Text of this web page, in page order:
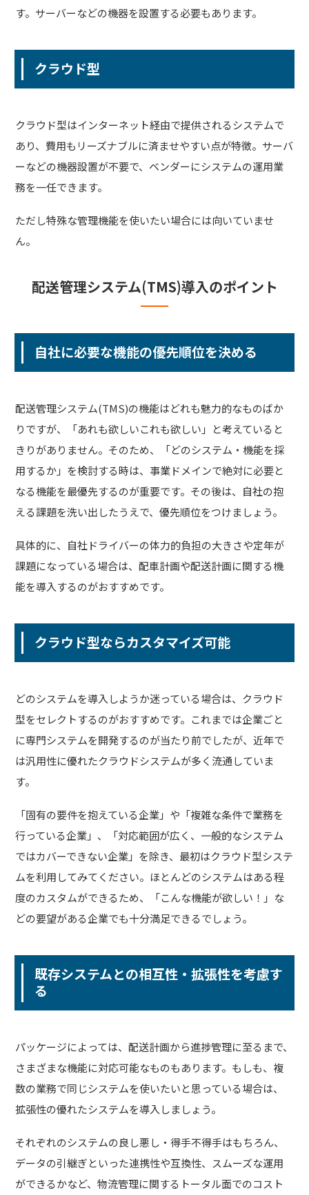
す。サーバーなどの機器を設置する必要もあります。
クラウド型
クラウド型はインターネット経由で提供されるシステムで
あり、費用もリーズナブルに済ませやすい点が特徴。サーバ
ーなどの機器設置が不要で、ベンダーにシステムの運用業
務を一任できます。
ただし特殊な管理機能を使いたい場合には向いていませ
ん。
配送管理システム(TMS)導入のポイント
自社に必要な機能の優先順位を決める
配送管理システム(TMS)の機能はどれも魅力的なものばか
りですが、「あれも欲しいこれも欲しい」と考えていると
きりがありません。そのため、「どのシステム・機能を採
用するか」を検討する時は、事業ドメインで絶対に必要と
なる機能を最優先するのが重要です。その後は、自社の抱
える課題を洗い出したうえで、優先順位をつけましょう。
具体的に、自社ドライバーの体力的負担の大きさや定年が
課題になっている場合は、配車計画や配送計画に関する機
能を導入するのがおすすめです。
クラウド型ならカスタマイズ可能
どのシステムを導入しようか迷っている場合は、クラウド
型をセレクトするのがおすすめです。これまでは企業ごと
に専門システムを開発するのが当たり前でしたが、近年で
は汎用性に優れたクラウドシステムが多く流通していま
す。
「固有の要件を抱えている企業」や「複雑な条件で業務を
行っている企業」、「対応範囲が広く、一般的なシステム
ではカバーできない企業」を除き、最初はクラウド型システ
ムを利用してみてください。ほとんどのシステムはある程
度のカスタムができるため、「こんな機能が欲しい！」な
どの要望がある企業でも十分満足できるでしょう。
既存システムとの相互性・拡張性を考慮す
る
パッケージによっては、配送計画から進捗管理に至るまで、
さまざまな機能に対応可能なものもあります。もしも、複
数の業務で同じシステムを使いたいと思っている場合は、
拡張性の優れたシステムを導入しましょう。
それぞれのシステムの良し悪し・得手不得手はもちろん、
データの引継ぎといった連携性や互換性、スムーズな運用
ができるかなど、物流管理に関するトータル面でのコスト